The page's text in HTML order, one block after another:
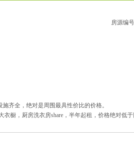
房源编
齐全，绝对是周围最具性价比的价格。
橱，厨房洗衣房share，半年起租，价格绝对